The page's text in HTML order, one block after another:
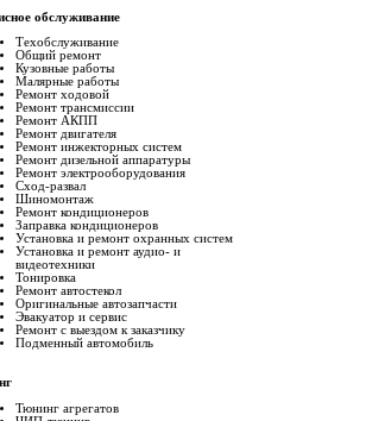
обслуживание
Техобслуживание
Общий ремонт
Кузовные работы
Малярные работы
Ремонт ходовой
Ремонт трансмиссии
Ремонт АКПП
Ремонт двигателя
Ремонт инжекторных систем
Ремонт дизельной аппаратуры
Ремонт электрооборудования
Сход-развал
Шиномонтаж
Ремонт кондиционеров
Заправка кондиционеров
Установка и ремонт охранных систем
Установка и ремонт аудио- и
видеотехники
Тонировка
Ремонт автостекол
Оригинальные автозапчасти
Эвакуатор и сервис
Ремонт с выездом к заказчику
Подменный автомобиль
Тюнинг агрегатов